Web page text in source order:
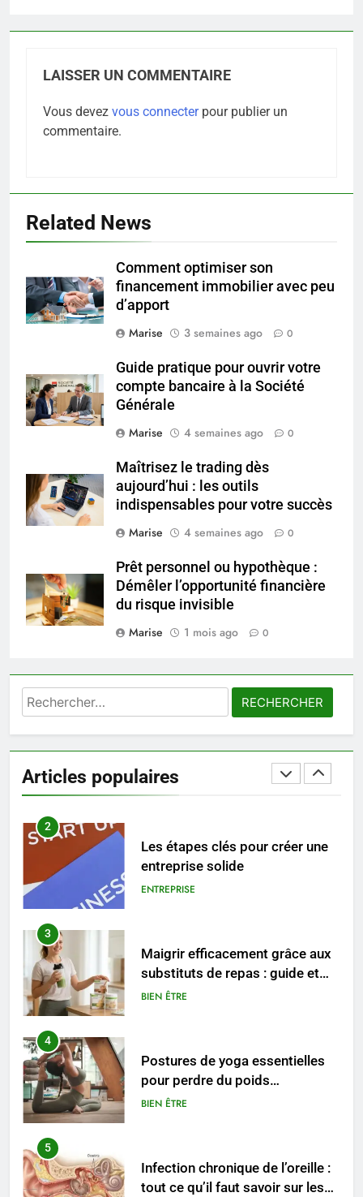
LAISSER UN COMMENTAIRE
Vous devez vous connecterpour publier un
commentaire.
Related News
Comment optimiser son
financement immobilier avec peu
d’apport
Marise
3 semaines ago 0
Guide pratique pour ouvrir votre
compte bancaire à la Société
Générale
Marise
4 semaines ago 0
Maîtrisez le trading dès
aujourd’hui : les outils
indispensables pour votre succès
Marise
4 semaines ago 0
Prêt personnel ou hypothèque :
Démêler l’opportunité financière
du risque invisible
Marise
1 mois ago 0
Rechercher :
Articles populaires
5
Infection chronique de l’oreille :
tout ce qu’il faut savoir sur les
6
peau éclatante grâce à The
Ordinary
SANTÉ
7
Prévenir les chutes chez les
exercices
BIEN ÊTRE
8
Voyance à La Rochelle : où
sérieux à un tarif juste ?
BIEN ÊTRE
1
reviennent chaque année
MODE
2
Les étapes clés pour créer une
entreprise solide
ENTREPRISE
3
Maigrir efficacement grâce aux
substituts de repas : guide et
conseils pratiques
BIEN ÊTRE
4
Postures de yoga essentielles
pour perdre du poids
rapidement et durable
BIEN ÊTRE
5
Infection chronique de l’oreille :
tout ce qu’il faut savoir sur les